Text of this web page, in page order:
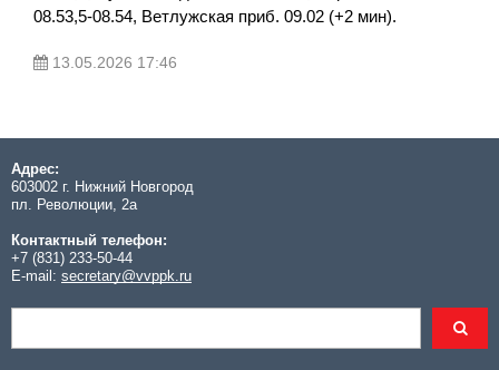
08.53,5-08.54, Ветлужская приб. 09.02 (+2 мин).
13.05.2026 17:46
Адрес:
603002 г. Нижний Новгород
пл. Революции, 2а
Контактный телефон:
+7 (831) 233-50-44
E-mail: secretary@vvppk.ru